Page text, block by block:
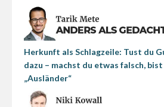
Herkunft als Schlagzeile: Tust du
dazu – machst du etwas falsch,
„Ausländer“